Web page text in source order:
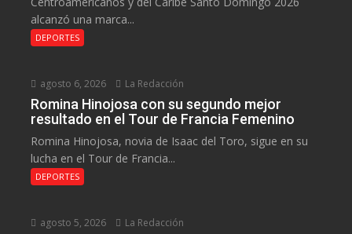
alcanzó una marca...
DEPORTES
agosto 6, 2026 La Redacción
Romina Hinojosa con su segundo mejor
resultado en el Tour de Francia Femenino
Romina Hinojosa, novia de Isaac del Toro, sigue en su
lucha en el Tour de Francia...
DEPORTES
agosto 5, 2026 La Redacción